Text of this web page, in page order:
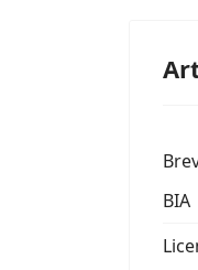
BIA